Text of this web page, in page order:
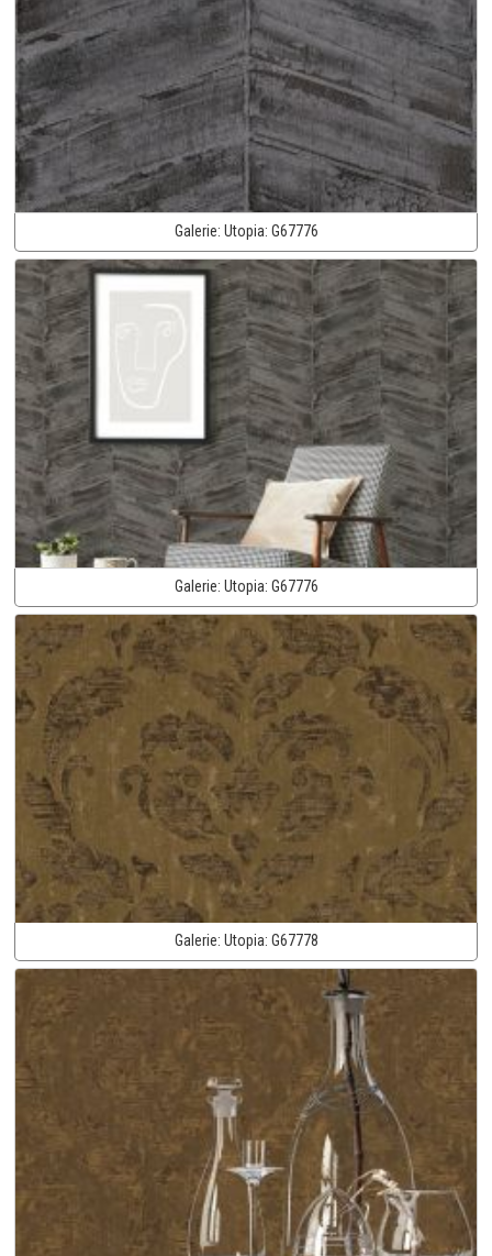
Galerie: Utopia: G67776
Galerie: Utopia: G67776
Galerie: Utopia: G67778